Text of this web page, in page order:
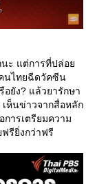
นะ แต่การที่ปล่อ
นไทยฉีดวัคซีน
ยัง? แล้วยารักษา
ห็นข่าวจากสื่อหลัก
ารเตรียมความ
รียิ่งกว่าฟรี